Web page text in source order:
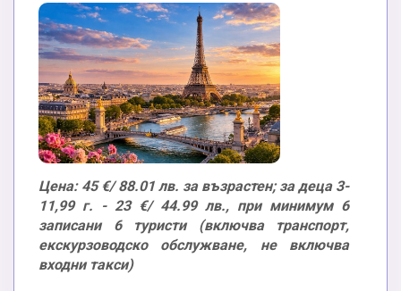
Цена: 45 €/ 88.01 лв. за възрастен; за деца 3-
11,99 г. - 23 €/ 44.99 лв., при минимум 6
записани 6 туристи (включва транспорт,
екскурзоводско обслужване, не включва
входни такси)